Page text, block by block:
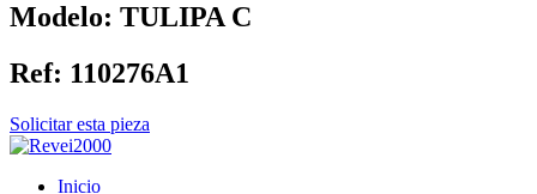
Modelo: TULIPA C
Ref: 110276A1
Solicitar esta pieza
Inicio